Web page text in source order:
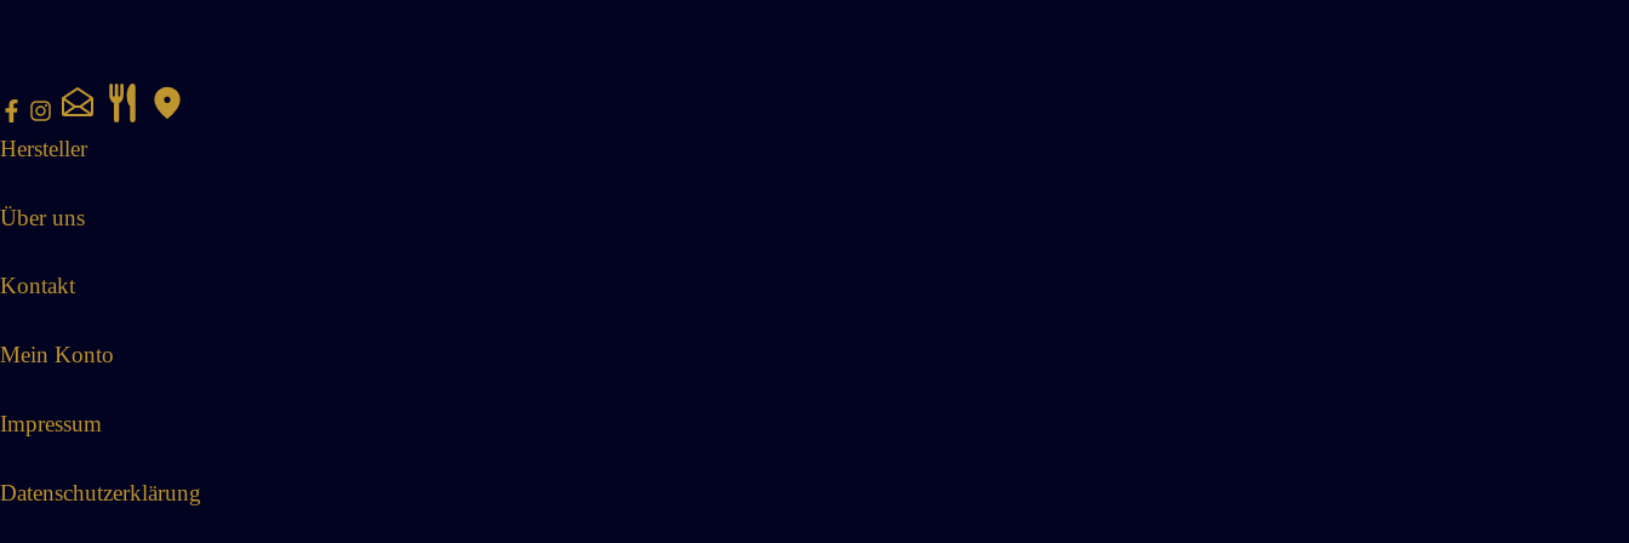
Hersteller
Über uns
Kontakt
Mein Konto
Impressum
Datenschutzerklärung